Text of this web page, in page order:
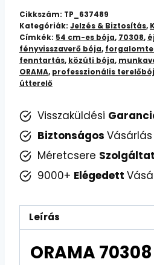
es
közúti
jelzőbója,
stabil
talppal,
fényvisszaverő
mennyiség
Cikkszám: TP_637489
Kategóriák: Jelzés & Biztosítás,
Címkék: 54 cm-es bója, 70308,
fényvisszaverő bója,
fenntartás, közúti bója,
ORAMA, professzionális
útterelő
Visszaküldési
Biztonságos Vásárlás
Méretcsere
9000+ Elégedett
Leírás
ORAMA 70308